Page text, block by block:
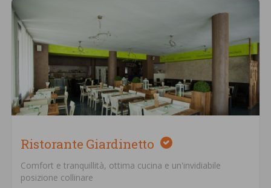
Ristorante Giardinetto
Comfort e tranquillità, ottima cucina e un'invidiabile
posizione collinare